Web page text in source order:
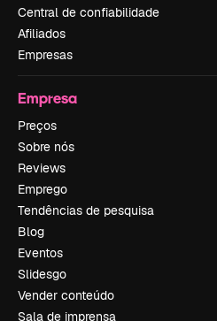
Central de confiabilidade
Afiliados
Empresas
Empresa
Preços
Sobre nós
Reviews
Emprego
Tendências de pesquisa
Blog
Eventos
Slidesgo
Vender conteúdo
Sala de imprensa